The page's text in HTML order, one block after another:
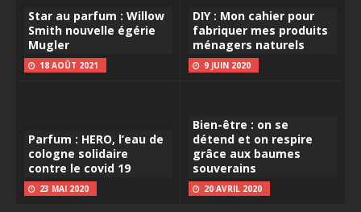
Star au parfum : Willow
Smith nouvelle égérie
Mugler
18 AOÛT 2021
DIY : Mon cahier pour
fabriquer mes produits
ménagers naturels
9 JUIN 2020
Parfum : HERO, l’eau de
cologne solidaire
contre le covid 19
23 MAI 2020
Bien-être : on se
détend et on respire
grâce aux baumes
souverains
20 AVRIL 2020